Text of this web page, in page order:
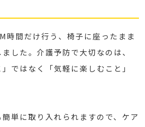
時間だけ行う、椅子に座ったまま
した。介護予防で大切なのは、
」ではなく「気軽に楽しむこと」
単に取り入れられますので、ケア